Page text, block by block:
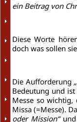
ein Beitrag von
Diese Worte
doch was sollen
Die Aufforderung
Bedeutung und
Messe so wichtig,
Missa (=Messe).
oder Mission“und